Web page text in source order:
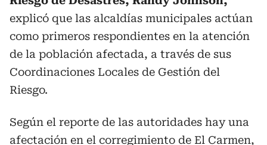
explicó que las alcaldías municipales actúan
como primeros respondientes en la atención
de la población afectada, a través de sus
Coordinaciones Locales de Gestión del
Riesgo.
Según el reporte de las autoridades hay una
afectación en el corregimiento de El Carmen,